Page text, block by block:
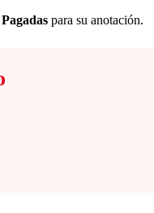
para su anotación.